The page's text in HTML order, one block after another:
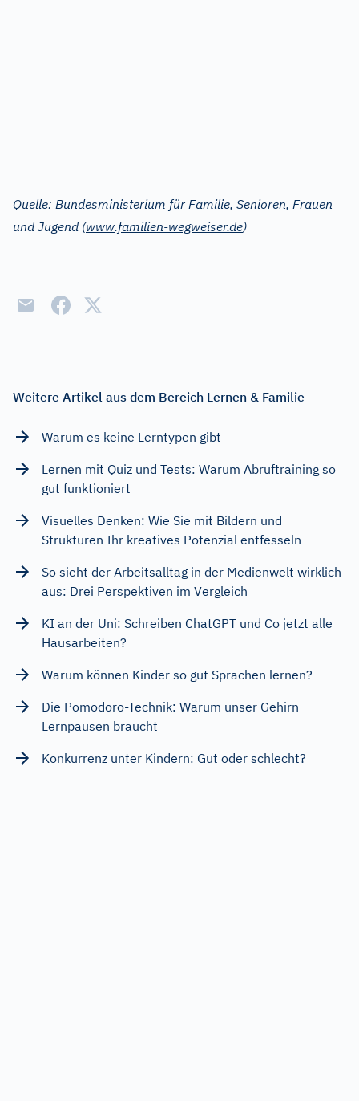
Quelle: Bundesministerium für Familie, Senioren, Frauen
und Jugend (www.familien-wegweiser.de)
Weitere Artikel aus dem Bereich Lernen & Familie
Warum es keine Lerntypen gibt
Lernen mit Quiz und Tests: Warum Abruftraining so
gut funktioniert
Visuelles Denken: Wie Sie mit Bildern und
Strukturen Ihr kreatives Potenzial entfesseln
So sieht der Arbeitsalltag in der Medienwelt wirklich
aus: Drei Perspektiven im Vergleich
KI an der Uni: Schreiben ChatGPT und Co jetzt alle
Hausarbeiten?
Warum können Kinder so gut Sprachen lernen?
Die Pomodoro-Technik: Warum unser Gehirn
Lernpausen braucht
Konkurrenz unter Kindern: Gut oder schlecht?